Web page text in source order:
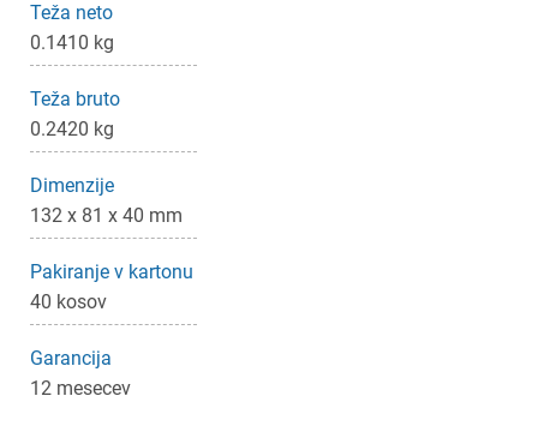
Teža neto
0.1410 kg
Teža bruto
0.2420 kg
Dimenzije
132 x 81 x 40 mm
Pakiranje v kartonu
40 kosov
Garancija
12 mesecev